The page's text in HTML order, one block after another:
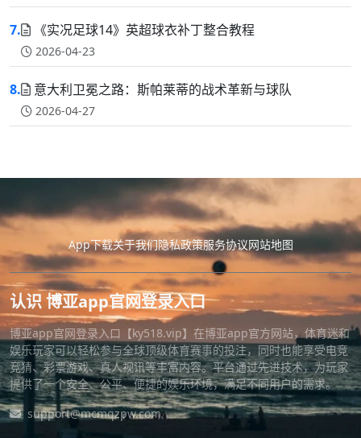
7. 《实况足球14》英超球衣补丁整合教程
2026-04-23
8. 意大利卫冕之路：斯帕莱蒂的战术革新与球队
2026-04-27
App下载关于我们隐私政策服务协议网站地图
认识 博亚app官网登录入口
博亚app官网登录入口【ky518.vip】在博亚app官方网站，体育迷和
娱乐玩家可以轻松参与全球顶级体育赛事的投注，同时也能享受电竞
竞猜、彩票游戏、真人视讯等丰富内容。平台通过先进技术，为玩家
提供了一个安全、公平、便捷的娱乐环境，满足不同用户的需求。
support@mcmqzpw.com